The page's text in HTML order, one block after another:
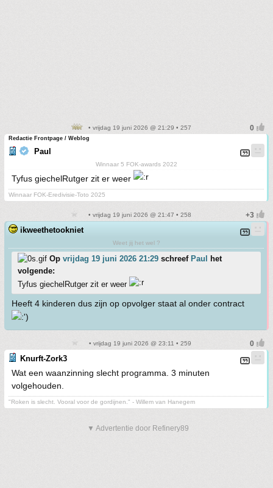
• vrijdag 19 juni 2026 @ 21:29 • 257
Redactie Frontpage / Weblog
Paul
Winnaar 5 FOK-awards 2022
Tyfus giechelRutger zit er weer
Winnaar FOK-Eredivisie-Toto 2025
• vrijdag 19 juni 2026 @ 21:47 • 258
ikweethetookniet
Weet jij het wel ?
Op vrijdag 19 juni 2026 21:29 schreef Paul
het
volgende:
Tyfus giechelRutger zit er weer
Heeft 4 kinderen dus zijn op opvolger staat al onder contract
• vrijdag 19 juni 2026 @ 23:11 • 259
Knurft-Zork3
Wat een waanzinning slecht programma. 3 minuten
volgehouden.
"Roken is slecht. Vooral voor de gordijnen." - Willem van Hanegem
▼ Advertentie door Refinery89